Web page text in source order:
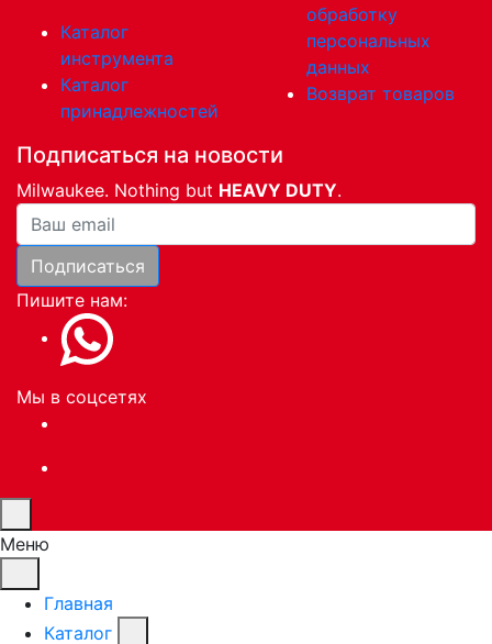
Каталог
инструмента
Каталог
принадлежностей
обработку
персональных
данных
Возврат товаров
Подписаться на новости
Milwaukee. Nothing but HEAVY DUTY.
Ваша почта
Подписаться
Пишите нам:
Мы в соцсетях
Меню
Главная
Каталог